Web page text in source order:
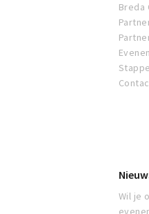
Breda
Wil je